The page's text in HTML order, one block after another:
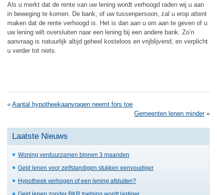
Als u merkt dat de rente van uw lening wordt verhoogd raden wij u aan
in beweging te komen. De bank, of uw tussenpersoon, zal u erop attent
maken dat de rente verhoogd is. Het is dan aan u om aan te geven of u
uw lening wilt oversluiten naar een lening bij een andere bank. Zo’n
aanvraag is natuurlijk altijd geheel kosteloos en vrijblijvend, en verplicht
u verder tot niets.
« Aantal hypotheekaanvragen neemt fors toe
Gemeenten lenen minder»
Laatste Nieuws
Woning verduurzamen binnen 3 maanden
Geld lenen voor zelfstandigen stukken eenvoudiger
Hypotheek verhogen of een lening afsluiten?